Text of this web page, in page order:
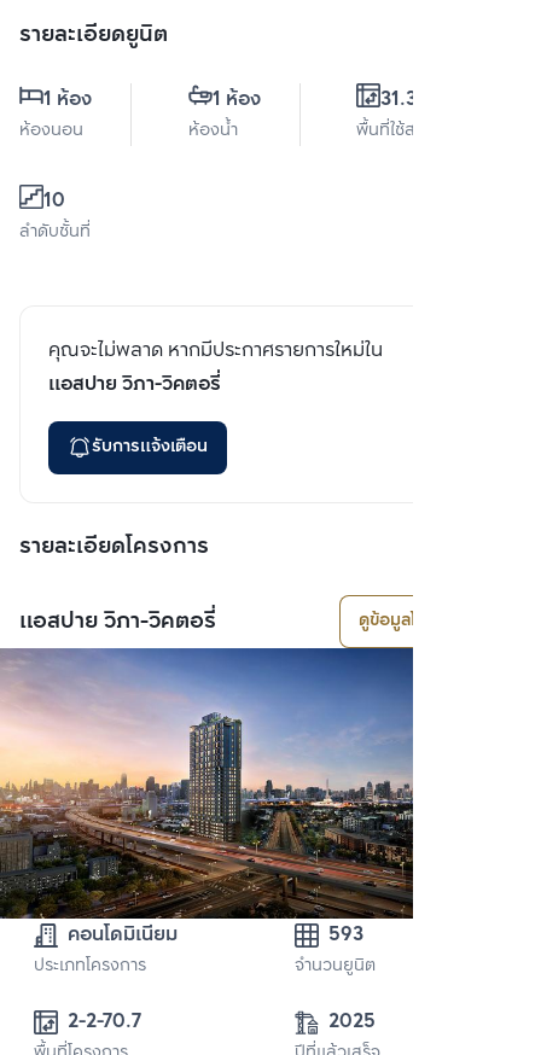
รายละเอียดยูนิต
1 ห้อง
ห้องนอน
1 ห้อง
ห้องน้ำ
31.38 ตร.ม.
พื้นที่ใช้สอย
10
ลำดับชั้นที่
คุณจะไม่พลาด หากมีประกาศรายการใหม่ใน
แอสปาย วิภา-วิคตอรี่
รับการแจ้งเตือน
รายละเอียดโครงการ
แอสปาย วิภา-วิคตอรี่ ดูข้อมูลโครงการ
คอนโดมิเนียม
ประเภทโครงการ
593
จำนวนยูนิต
2-2-70.7 2025